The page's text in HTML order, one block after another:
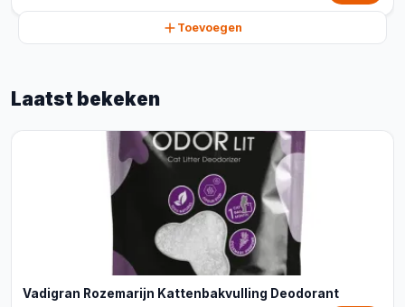
Toevoegen
Laatst bekeken
Vadigran Rozemarijn Kattenbakvulling Deodorant